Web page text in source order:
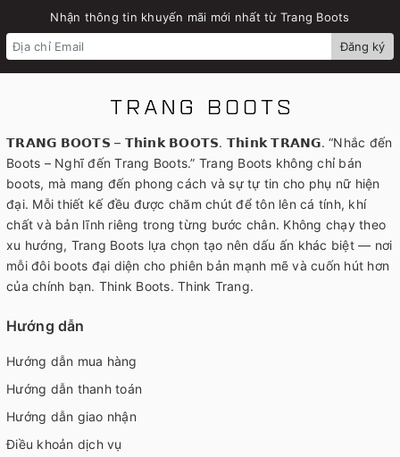
Nhận thông tin khuyến mãi mới nhất từ Trang Boots
Đăng ký
𝗧𝗥𝗔𝗡𝗚 𝗕𝗢𝗢𝗧𝗦 – 𝗧𝗵𝗶𝗻𝗸 𝗕𝗢𝗢𝗧𝗦. 𝗧𝗵𝗶𝗻𝗸 𝗧𝗥𝗔𝗡𝗚. “Nhắc đến
Boots – Nghĩ đến Trang Boots.” Trang Boots không chỉ bán
boots, mà mang đến phong cách và sự tự tin cho phụ nữ hiện
đại. Mỗi thiết kế đều được chăm chút để tôn lên cá tính, khí
chất và bản lĩnh riêng trong từng bước chân. Không chạy theo
xu hướng, Trang Boots lựa chọn tạo nên dấu ấn khác biệt — nơi
mỗi đôi boots đại diện cho phiên bản mạnh mẽ và cuốn hút hơn
của chính bạn. Think Boots. Think Trang.
Hướng dẫn
Hướng dẫn mua hàng
Hướng dẫn thanh toán
Hướng dẫn giao nhận
Điều khoản dịch vụ